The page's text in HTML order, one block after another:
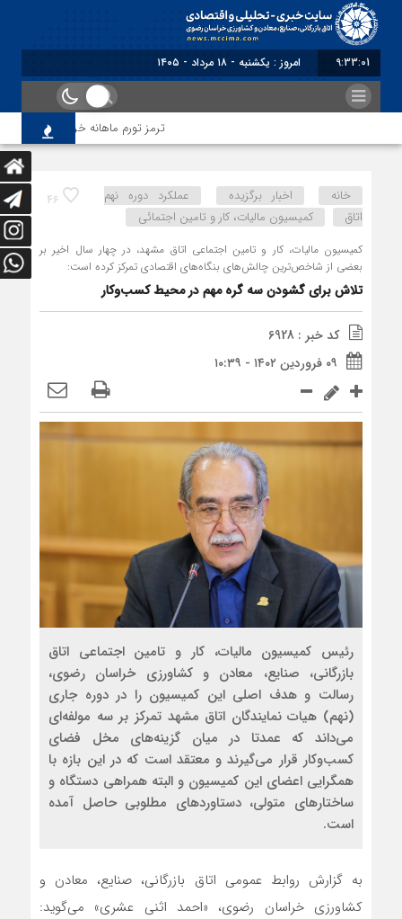
9:33:02 برابر با : Sunday - 9 August
ترمز تورم ماهانه خراسان رضوی
46 خانه اخبار برگزیده
عملکرد دوره نهم
اتاق
کمیسیون مالیات، کار و تامین اجتمائی
کمیسیون مالیات، کار و تامین اجتماعی اتاق مشهد، در چهار سال اخیر بر
بعضی از شاخص‌ترین چالش‌های بنگاه‌های اقتصادی تمرکز کرده است:
تلاش برای گشودن سه گره مهم در محیط کسب‌وکار
کد خبر : 6928
۰۹ فروردین ۱۴۰۲ - ۱۰:۳۹
رئیس کمیسیون مالیات، کار و تامین اجتماعی اتاق
بازرگانی، صنایع، معادن و کشاورزی خراسان رضوی،
رسالت و هدف اصلی این کمیسیون را در دوره جاری
(نهم) هیات نمایندگان اتاق مشهد تمرکز بر سه مولفه‌ای
می‌داند که عمدتا در میان گزینه‌های مخل فضای
کسب‌وکار قرار می‌گیرند و معتقد است که در این بازه با
همگرایی اعضای این کمیسیون و البته همراهی دستگاه‌ و
ساختارهای متولی، دستاوردهای مطلوبی حاصل آمده
است.
به گزارش روابط عمومی اتاق بازرگانی، صنایع، معادن و
کشاورزی خراسان رضوی، «احمد اثنی عشری» می‌گوید: